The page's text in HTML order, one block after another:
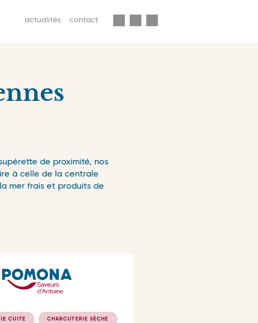
Menu
secondaire
actualités contact
de proximité, nos
à celle de la centrale
mer frais et produits de
CUITE CHARCUTERIE SÈCHE